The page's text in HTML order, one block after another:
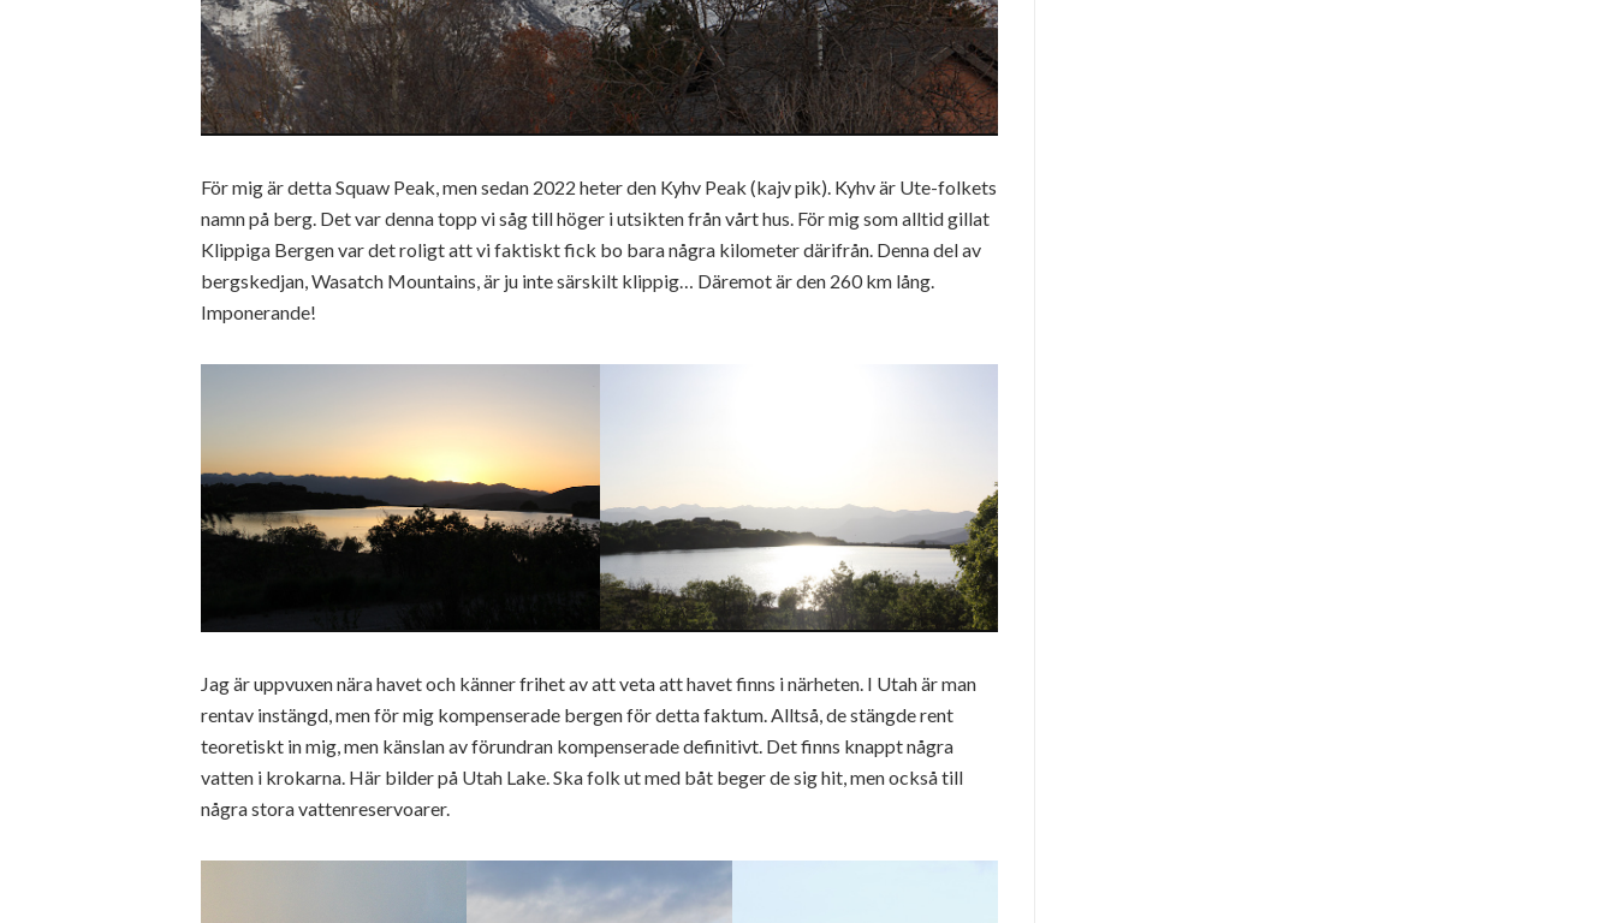
För mig är detta Squaw Peak, men sedan 2022 heter den Kyhv Peak (kajv pik). Kyhv är Ute-folkets
namn på berg. Det var denna topp vi såg till höger i utsikten från vårt hus. För mig som alltid gillat
Klippiga Bergen var det roligt att vi faktiskt fick bo bara några kilometer därifrån. Denna del av
bergskedjan, Wasatch Mountains, är ju inte särskilt klippig… Däremot är den 260 km lång.
Imponerande!
Jag är uppvuxen nära havet och känner frihet av att veta att havet finns i närheten. I Utah är man
rentav instängd, men för mig kompenserade bergen för detta faktum. Alltså, de stängde rent
teoretiskt in mig, men känslan av förundran kompenserade definitivt. Det finns knappt några
vatten i krokarna. Här bilder på Utah Lake. Ska folk ut med båt beger de sig hit, men också till
några stora vattenreservoarer.